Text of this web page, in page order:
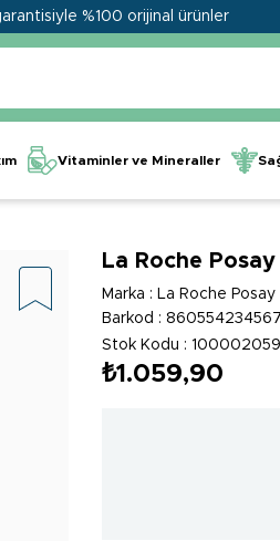
%100 orijinal ürünler
Vitaminler ve Mineraller
La Roche
Marka : La Roche Posay
Barkod :
Stok Kodu
₺1.059,90